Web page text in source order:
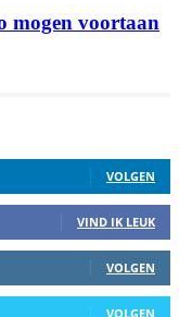
mogen voortaan
VOLGEN
VIND IK LEUK
VOLGEN
VOLGEN